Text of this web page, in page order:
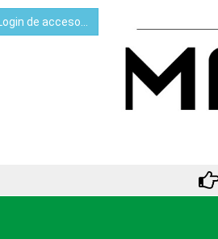
Login de acceso...